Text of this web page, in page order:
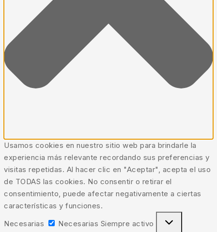
Usamos cookies en nuestro sitio web para brindarle la
experiencia más relevante recordando sus preferencias y
visitas repetidas. Al hacer clic en "Aceptar", acepta el uso
de TODAS las cookies. No consentir o retirar el
consentimiento, puede afectar negativamente a ciertas
características y funciones.
Necesarias
Necesarias Siempre activo